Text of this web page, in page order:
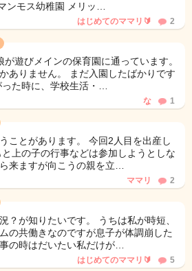
ンモス幼稚園 メリッ…
はじめてのママリ🔰 2
遊びメインの保育園に通っています。
ありません。 まだ入園したばかりです
た時に、学校生活・…
な 1
ことがあります。 今回2人目を出産し
と上の子の行事などは参加しようとしな
来ますが向こうの親を立…
ママリ 2
？が知りたいです。 うちは私が時短、
の共働きなのですが息子が体調崩した
の時はだいたい私だけが…
はじめてのママリ🔰 5